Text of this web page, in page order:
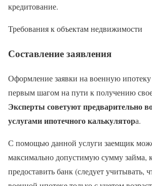
кредитование.
Требования к объектам недвижимости
Составление заявления
Оформление заявки на военную ипотеку
первым шагом на пути к получению
Эксперты советуют предварительно
услугами ипотечного калькулятора.
С помощью данной услуги заемщик
максимально допустимую сумму займа,
предоставить банк (следует учитывать,